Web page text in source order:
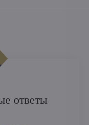
ответы